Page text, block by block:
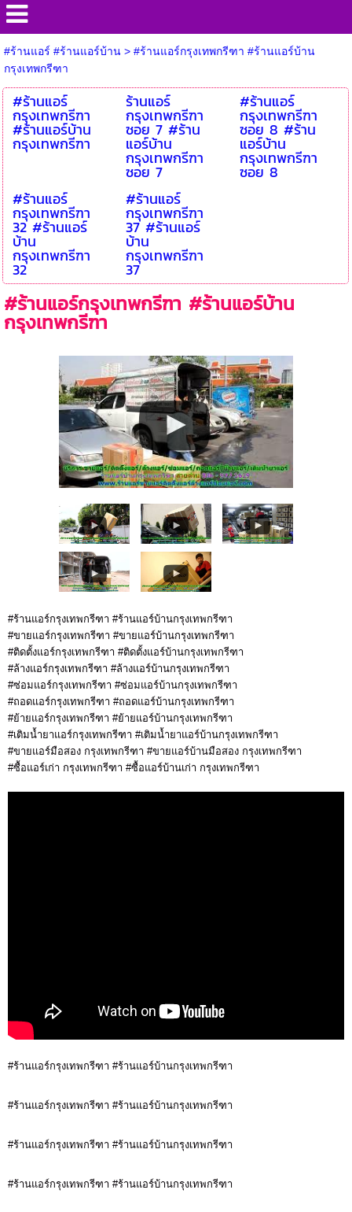
#ร้านแอร์ #ร้านแอร์บ้าน> #ร้านแอร์กรุงเทพกรีฑา #ร้านแอร์บ้าน
กรุงเทพกรีฑา
#ร้านแอร์
กรุงเทพกรีฑา
#ร้านแอร์บ้าน
กรุงเทพกรีฑา
ร้านแอร์
กรุงเทพกรีฑา
ซอย 7 #ร้าน
แอร์บ้าน
กรุงเทพกรีฑา
ซอย 7
#ร้านแอร์
กรุงเทพกรีฑา
ซอย 8 #ร้าน
แอร์บ้าน
กรุงเทพกรีฑา
ซอย 8
#ร้านแอร์
กรุงเทพกรีฑา
32 #ร้านแอร์
บ้าน
กรุงเทพกรีฑา
32
#ร้านแอร์
กรุงเทพกรีฑา
37 #ร้านแอร์
บ้าน
กรุงเทพกรีฑา
37
#ร้านแอร์กรุงเทพกรีฑา #ร้านแอร์บ้าน
กรุงเทพกรีฑา
#ร้านแอร์กรุงเทพกรีฑา #ร้านแอร์บ้านกรุงเทพกรีฑา
#ขายแอร์กรุงเทพกรีฑา #ขายแอร์บ้านกรุงเทพกรีฑา
#ติดตั้งแอร์กรุงเทพกรีฑา #ติดตั้งแอร์บ้านกรุงเทพกรีฑา
#ล้างแอร์กรุงเทพกรีฑา #ล้างแอร์บ้านกรุงเทพกรีฑา
#ซ่อมแอร์กรุงเทพกรีฑา #ซ่อมแอร์บ้านกรุงเทพกรีฑา
#ถอดแอร์กรุงเทพกรีฑา #ถอดแอร์บ้านกรุงเทพกรีฑา
#ย้ายแอร์กรุงเทพกรีฑา #ย้ายแอร์บ้านกรุงเทพกรีฑา
#เติมน้ำยาแอร์กรุงเทพกรีฑา #เติมน้ำยาแอร์บ้านกรุงเทพกรีฑา
#ขายแอร์มือสอง กรุงเทพกรีฑา #ขายแอร์บ้านมือสอง กรุงเทพกรีฑา
#ซื้อแอร์เก่า กรุงเทพกรีฑา #ซื้อแอร์บ้านเก่า กรุงเทพกรีฑา
#ร้านแอร์กรุงเทพกรีฑา #ร้านแอร์บ้านกรุงเทพกรีฑา
#ร้านแอร์กรุงเทพกรีฑา #ร้านแอร์บ้านกรุงเทพกรีฑา
#ร้านแอร์กรุงเทพกรีฑา #ร้านแอร์บ้านกรุงเทพกรีฑา
#ร้านแอร์กรุงเทพกรีฑา #ร้านแอร์บ้านกรุงเทพกรีฑา